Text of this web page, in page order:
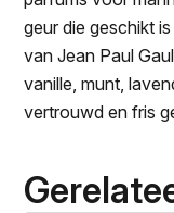
geur die geschikt
van Jean Paul
vanille, munt,
vertrouwd en fris